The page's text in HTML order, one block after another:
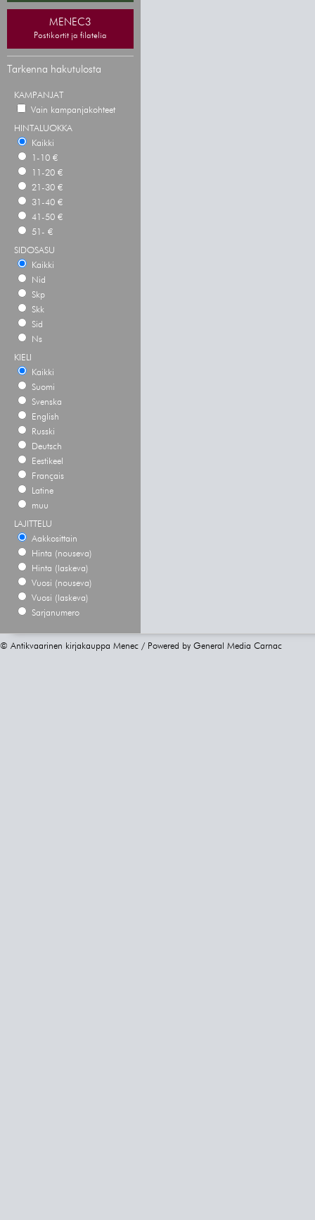
MENEC3
Postikortit ja filatelia
Tarkenna hakutulosta
KAMPANJAT
Vain kampanjakohteet
HINTALUOKKA
Kaikki
1-10 €
11-20 €
21-30 €
31-40 €
41-50 €
51- €
SIDOSASU
Kaikki
Nid
Skp
Skk
Sid
Ns
KIELI
Kaikki
Suomi
Svenska
English
Russki
Deutsch
Eestikeel
Français
Latine
muu
LAJITTELU
Aakkosittain
Hinta (nouseva)
Hinta (laskeva)
Vuosi (nouseva)
Vuosi (laskeva)
Sarjanumero
© Antikvaarinen kirjakauppa Menec / Powered by General Media Carnac